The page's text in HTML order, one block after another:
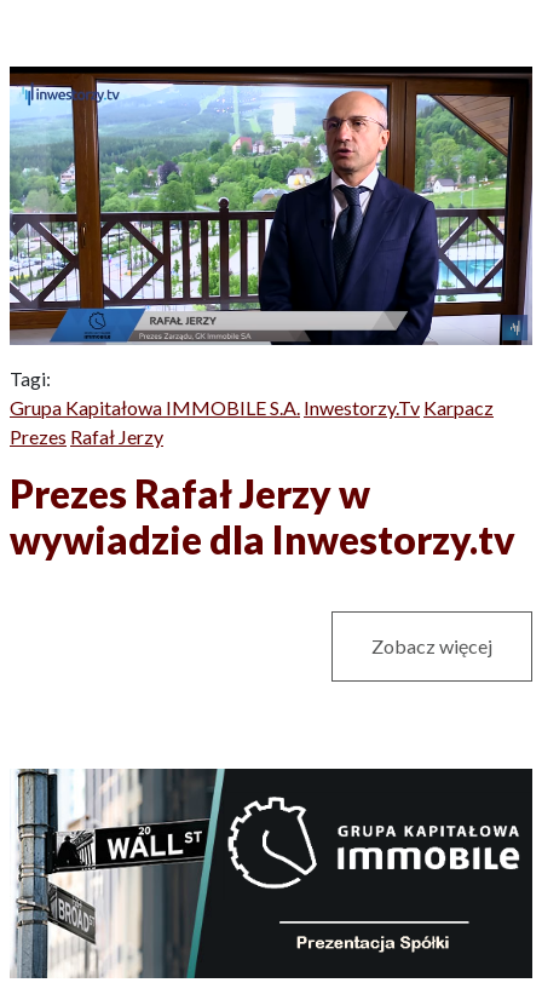
Tagi:
Grupa Kapitałowa IMMOBILE S.A. Inwestorzy.tv Karpacz
Prezes Rafał Jerzy
Prezes Rafał Jerzy w
wywiadzie dla Inwestorzy.tv
Zobacz więcej